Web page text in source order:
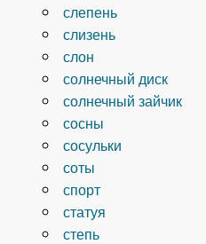
слепень
слизень
слон
солнечный диск
солнечный зайчик
сосны
сосульки
соты
спорт
статуя
степь